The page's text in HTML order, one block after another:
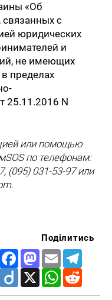
«Об
с
юридических
и
не имеющих
пределах
25.11.2016 N
или помощью
по телефонам:
(095) 031-53-97 или
Поділитись
Share FacebookMastodon
Email
Messenger
Diigo X WhatsApp